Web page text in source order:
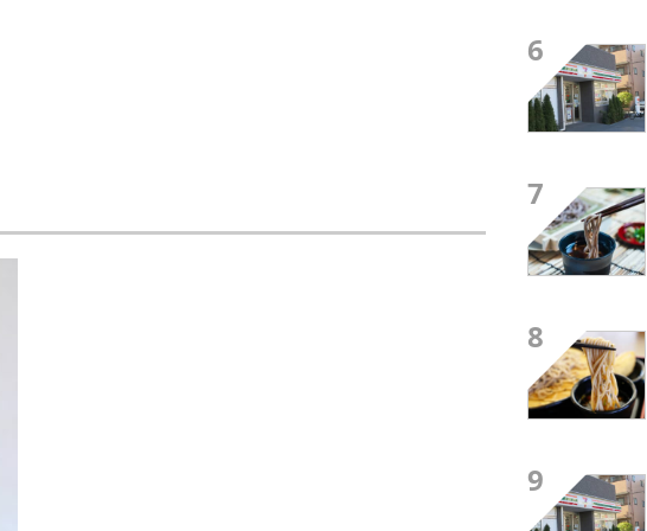
6
7
8
9